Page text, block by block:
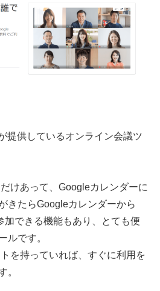
提供しているオンライン会議ツ
けあって、Googleカレンダーに
きたらGoogleカレンダーから
加できる機能もあり、とても便
ルです。
を持っていれば、すぐに利用を
。